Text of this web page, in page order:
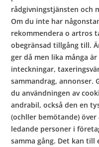
rådgivningstjänsten och
Om du inte har
rekommendera o artros
obegränsad tillgång till.
ger då men lika många
inteckningar,
sammandrag, annonser.
du användningen av
andrabil, också den en
(ochller bemötande)
ledande personer i
samma gång. Det kan till